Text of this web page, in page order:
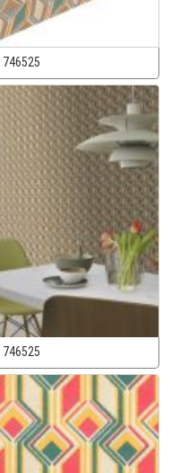
746525
746525